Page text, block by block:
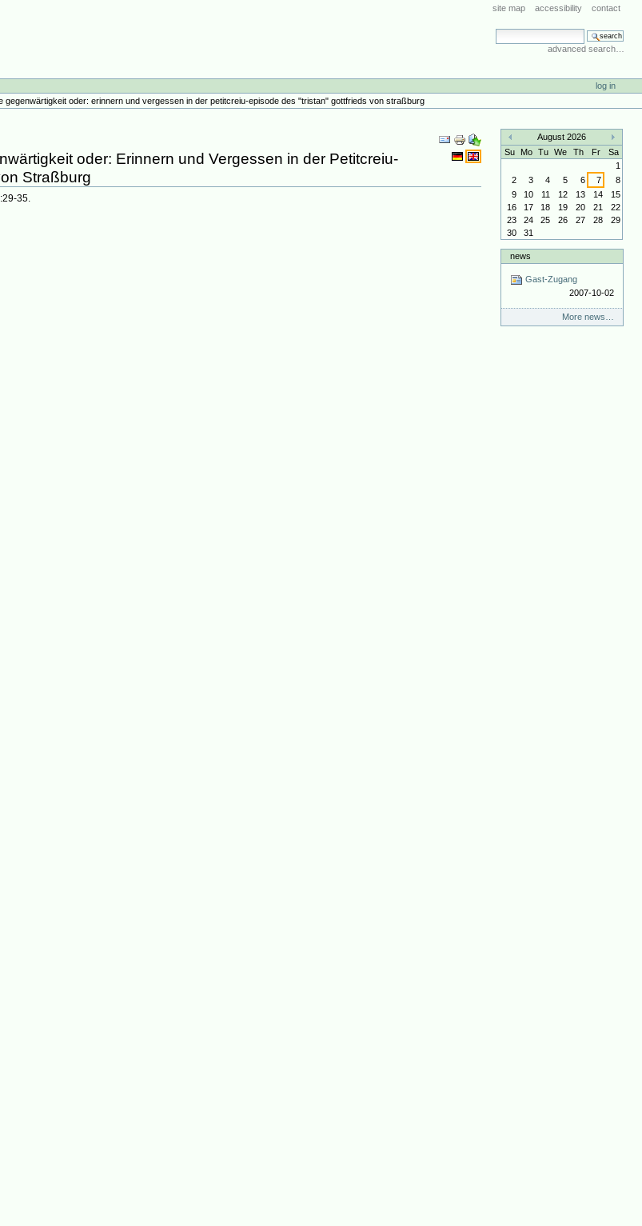
site map accessibility contact
search site
advanced search…
log in
gegenwärtigkeit oder: erinnern und vergessen in der petitcreiu-episode des "tristan" gottfrieds von straßburg
Document
Actions
oder: Erinnern und Vergessen in der Petitcreiu-
Straßburg
35.
«
August 2026
»
Su Mo Tu We Th Fr
Sa
1
2
3 4 5 6 7
8
9
10 11 12 13 14
15
16
17 18 19 20 21
22
23
24 25 26 27 28
29
30
31
news
Gast-Zugang
2007-10-02
More news…